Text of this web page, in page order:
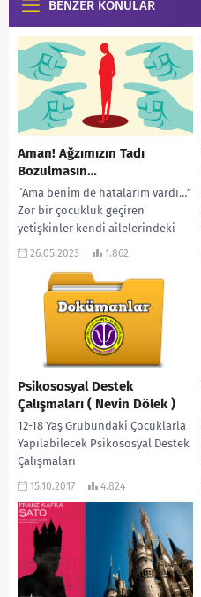
BENZER KONULAR
Aman! Ağzımızın Tadı
Bozulmasın…
“Ama benim de hatalarım vardı…”
Zor bir çocukluk geçiren
yetişkinler kendi ailelerindeki
sağlıksız veya taciz edici
öğrenir...
26.05.2023 1.862
Psikososyal Destek
Çalışmaları ( Nevin Dölek )
12-18 Yaş Grubundaki Çocuklarla
Yapılabilecek Psikososyal Destek
Çalışmaları
15.10.2017 4.824